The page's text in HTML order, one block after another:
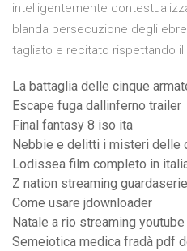
intelligentemente
blanda persecuzione degli
tagliato e recitato rispettando
La battaglia delle cinque
Escape fuga dallinferno trailer
Final fantasy 8 iso ita
Nebbie e delitti i misteri delle
Lodissea film completo in
Z nation streaming
Come usare jdownloader
Natale a rio streaming youtube
Semeiotica medica fradà pdf